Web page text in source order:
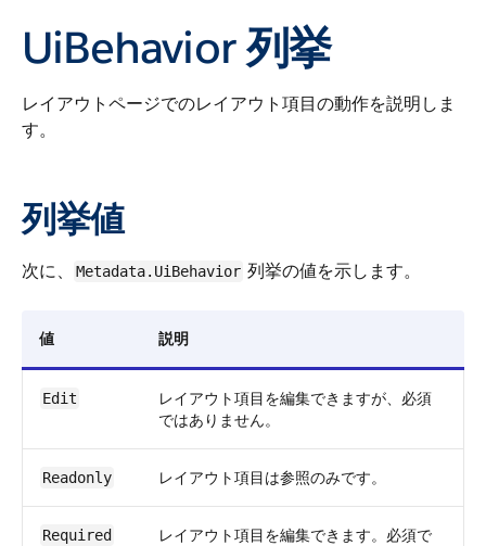
UiBehavior 列挙
レイアウトページでのレイアウト項目の動作を説明しま
す。
列挙値
次に、 Metadata.UiBehavior 列挙の値を示します。
値 説明
Edit
レイアウト項目を編集できますが、必須
ではありません。
Readonly レイアウト項目は参照のみです。
Required レイアウト項目を編集できます。必須で